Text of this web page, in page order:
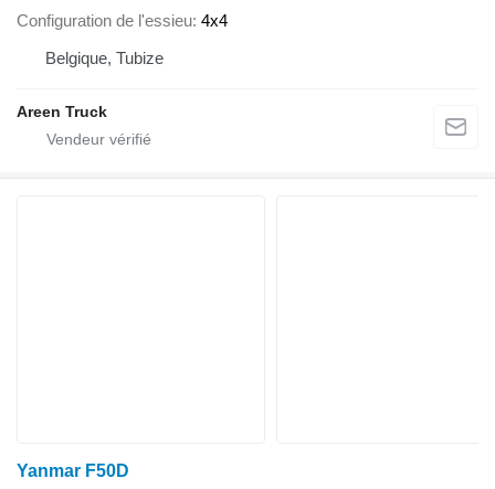
Configuration de l'essieu 4x4
Belgique, Tubize
Areen Truck
Yanmar F50D